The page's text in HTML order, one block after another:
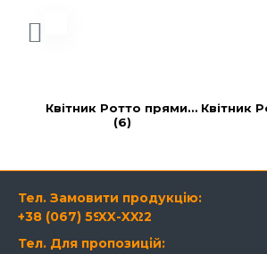
Квітник Ротто прямий
(6)
Квітник
Тел. Замовити продукцію:
+38 (067) 594-21-22
XX-XX
Тел. Для пропозицій: